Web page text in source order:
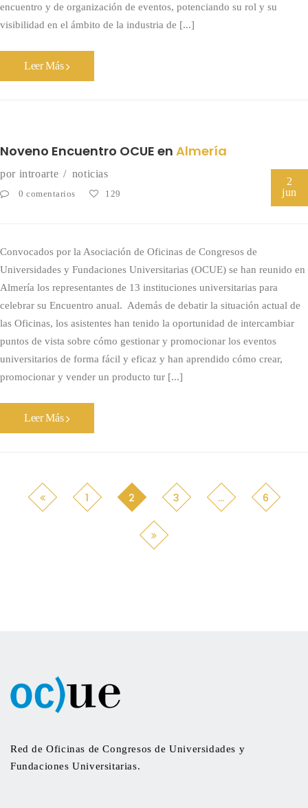
encuentro y de organización de eventos, potenciando su rol y su
visibilidad en el ámbito de la industria de [...]
Leer Más
Noveno Encuentro OCUE en Almería
por introarte noticias
0 comentarios 129
2
jun
Convocados por la Asociación de Oficinas de Congresos de
Universidades y Fundaciones Universitarias (OCUE) se han reunido en
Almería los representantes de 13 instituciones universitarias para
celebrar su Encuentro anual. Además de debatir la situación actual de
las Oficinas, los asistentes han tenido la oportunidad de intercambiar
puntos de vista sobre cómo gestionar y promocionar los eventos
universitarios de forma fácil y eficaz y han aprendido cómo crear,
promocionar y vender un producto tur [...]
Leer Más
1 2 3 … 6
Red de Oficinas de Congresos de Universidades y
Fundaciones Universitarias.